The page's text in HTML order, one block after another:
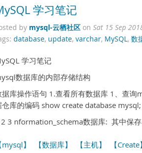
学习笔记
by mysql-云栖社区 on Sat 15 Sep
database, update, varchar, MySQL, 数
学习笔记
数据库的内部存储结构
据库操作语句 1.查看所有数据库 1、查
仓库的编码 show create database mysql;
3 nformation_schema数据库: 其中保存
mysql】 【数据库】 【主机】 【Create】